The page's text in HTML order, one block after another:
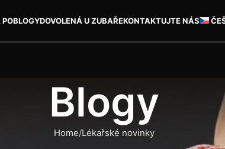
POBLOGYDOVOLENÁ U ZUBAŘEKONTAKTUJTE NÁS
Blogy
Home Lékařské novinky